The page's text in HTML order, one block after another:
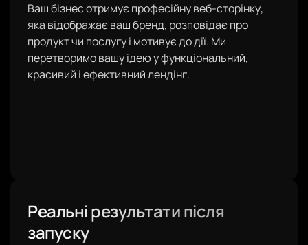
Ваш бізнес отримує професійну веб-сторінку,
яка відображає ваш бренд, розповідає про
продукт чи послугу і мотивує до дії. Ми
перетворимо вашу ідею у функціональний,
красивий і ефективний лендінг.
Реальні результати після
запуску